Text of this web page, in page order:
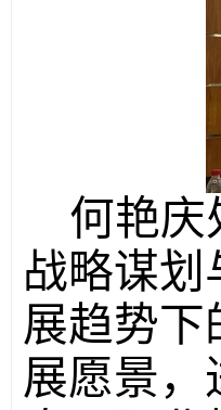
何艳庆
战略谋划
展趋势下
展愿景，